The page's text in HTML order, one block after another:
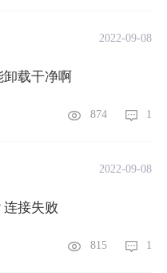
2022-09-08
卸载干净啊
874 1
2022-09-08
接失败
815 1